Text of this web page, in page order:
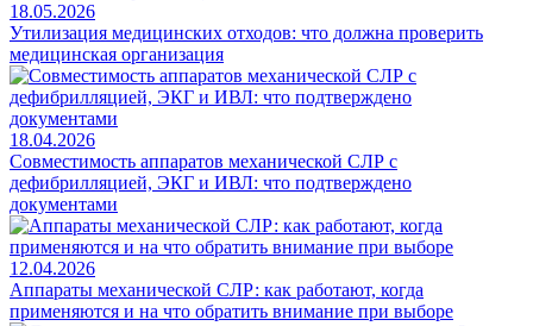
18.05.2026
Утилизация медицинских отходов: что должна проверить
медицинская организация
18.04.2026
Совместимость аппаратов механической СЛР с
дефибрилляцией, ЭКГ и ИВЛ: что подтверждено
документами
12.04.2026
Аппараты механической СЛР: как работают, когда
применяются и на что обратить внимание при выборе